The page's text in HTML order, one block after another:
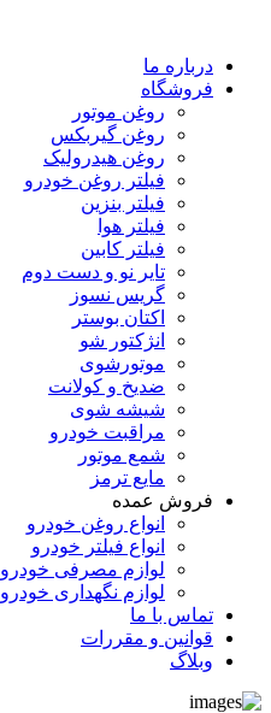
درباره ما
فروشگاه
روغن موتور
روغن گیربکس
روغن هیدرولیک
فیلتر روغن خودرو
فیلتر بنزین
فیلتر هوا
فیلتر کابین
تایر نو و دست دوم
گریس نسوز
اکتان بوستر
انژکتور شو
موتورشوی
ضدیخ و کولانت
شیشه شوی
مراقبت خودرو
شمع موتور
مایع ترمز
فروش عمده
انواع روغن خودرو
انواع فیلتر خودرو
لوازم مصرفی خودرو
لوازم نگهداری خودرو
تماس با ما
قوانین و مقررات
وبلاگ